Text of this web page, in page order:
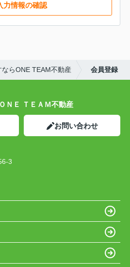
力情報の確認
らONE TEAM不動産 会員登録
ＮＥ ＴＥＡＭ不動産
お問い合わせ
3